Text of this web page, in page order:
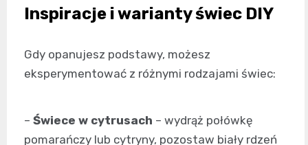
Inspiracje i warianty świec DIY
Gdy opanujesz podstawy, możesz
eksperymentować z różnymi rodzajami świec:
– Świece w cytrusach – wydrąż połówkę
pomarańczy lub cytryny, pozostaw biały rdzeń